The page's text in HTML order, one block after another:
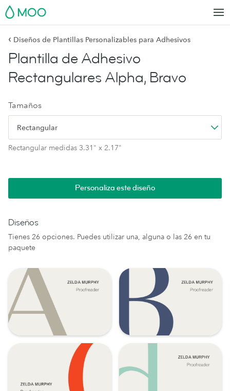
MOO
‹ Diseños de Plantillas Personalizables para Adhesivos
Plantilla de Adhesivo
Rectangulares Alpha, Bravo
Tamaños
Rectangular
Rectangular medidas 3.31" x 2.17"
Personaliza este diseño
Diseños
Tienes 26 opciones. Puedes utilizar una, alguna o las 26 en tu
paquete